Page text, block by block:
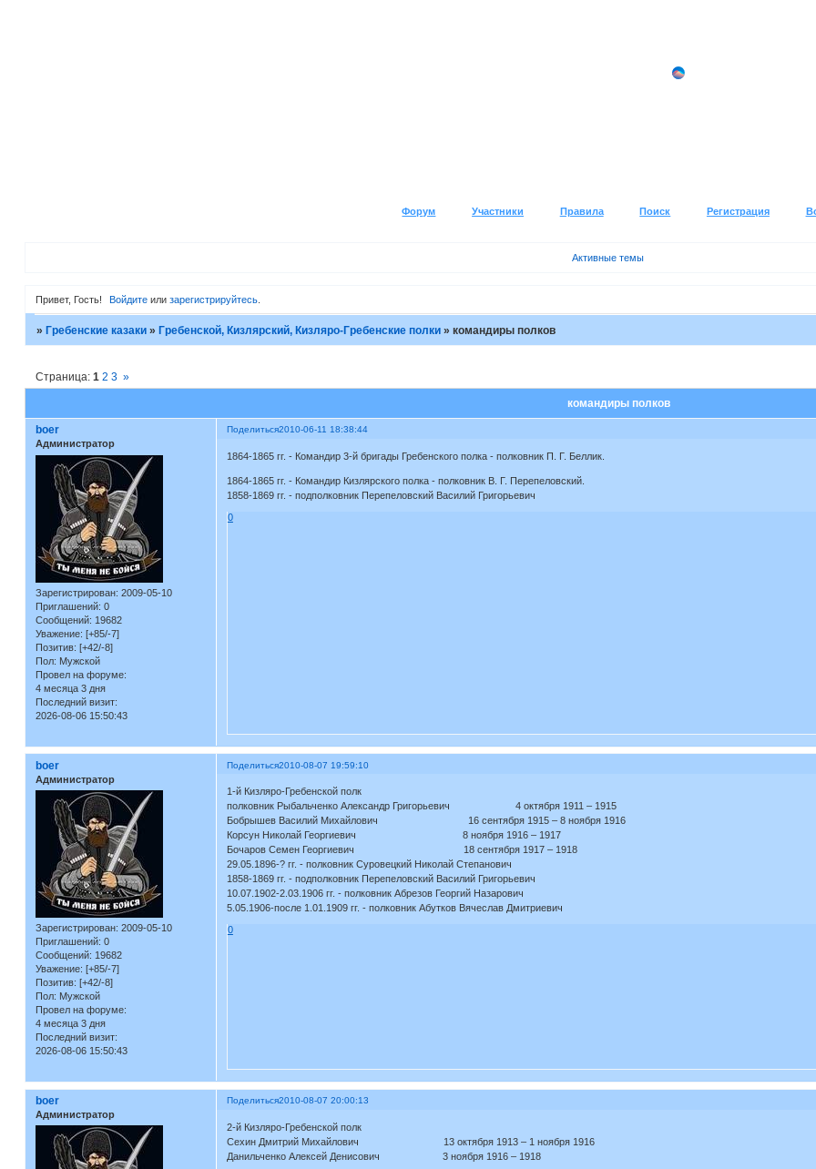
Форум Участники Правила Поиск Регистрация
Активные темы
Привет, Гость! Войдите илизарегистрируйтесь
» Гребенские казаки » Гребенской, Кизлярский, Кизляро-Гребенские полки » командиры полков
командиры полков
Страница: 1 2 3 »
Поделиться2010-06-11 18:38:44
boer
Администратор
Зарегистрирован: 2009-05-10
Приглашений: 0
Сообщений: 19682
Уважение: [+85/-7]
Позитив: [+42/-8]
Пол: Мужской
Провел на форуме:
4 месяца 3 дня
Последний визит:
2026-08-06 15:50:43
1864-1865 гг. - Командир 3-й бригады Гребенского полка - полковник П. Г. Беллик.
1864-1865 гг. - Командир Кизлярского полка - полковник В. Г. Перепеловский.
1858-1869 гг. - подполковник Перепеловский Василий Григорьевич
0
Поделиться2010-08-07 19:59:10
boer
Администратор
Зарегистрирован: 2009-05-10
Приглашений: 0
Сообщений: 19682
Уважение: [+85/-7]
Позитив: [+42/-8]
Пол: Мужской
Провел на форуме:
4 месяца 3 дня
Последний визит:
2026-08-06 15:50:43
1-й Кизляро-Гребенской полк
полковник Рыбальченко Александр Григорьевич 4 октября 1911 – 1915
Бобрышев Василий Михайлович 16 сентября 1915 – 8 ноября 1916
Корсун Николай Георгиевич 8 ноября 1916 – 1917
Бочаров Семен Георгиевич 18 сентября 1917 – 1918
29.05.1896-? гг. - полковник Суровецкий Николай Степанович
1858-1869 гг. - подполковник Перепеловский Василий Григорьевич
10.07.1902-2.03.1906 гг. - полковник Абрезов Георгий Назарович
5.05.1906-после 1.01.1909 гг. - полковник Абутков Вячеслав Дмитриевич
0
Поделиться2010-08-07 20:00:13
boer
Администратор
2-й Кизляро-Гребенской полк
Сехин Дмитрий Михайлович 13 октября 1913 – 1 ноября 1916
Данильченко Алексей Денисович 3 ноября 1916 – 1918